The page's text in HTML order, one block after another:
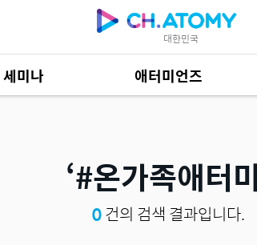
대한민국
세미나 애터미언즈
#온가족애터미
0건의 검색 결과입니다.